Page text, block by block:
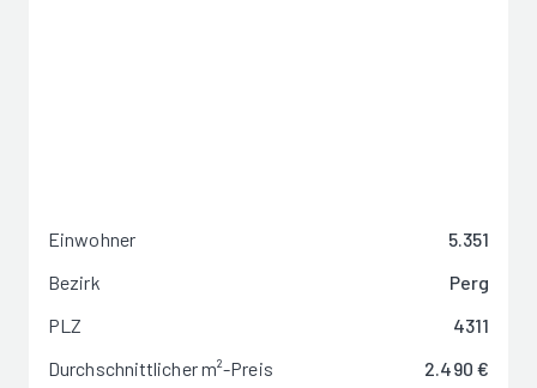
Einwohner
5.351
Bezirk
Perg
PLZ
4311
Durchschnittlicher m²-Preis
2.490 €